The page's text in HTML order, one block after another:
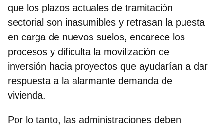
que los plazos actuales de tramitación
sectorial son inasumibles y retrasan la puesta
en carga de nuevos suelos, encarece los
procesos y dificulta la movilización de
inversión hacia proyectos que ayudarían a dar
respuesta a la alarmante demanda de
vivienda.
Por lo tanto, las administraciones deben